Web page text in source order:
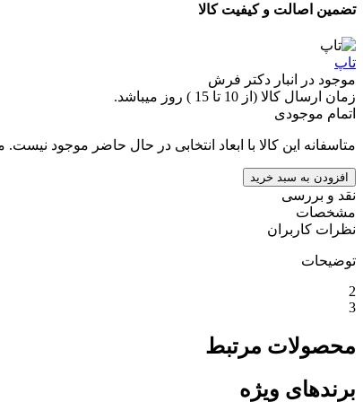
تضمین اصالت و کیفیت کالا
تاپ
موجود در انبار دکتر فرش
زمان ارسال کالا (از 10 تا 15 ) روز میباشد.
اتمام موجودی
متاسفانه این کالا با ابعاد انتخابی در حال حاضر موجود نیست.
افزودن به سبد خرید
نقد و بررسی
مشخصات
نظرات کاربران
توضیحات
2
3
محصولات مرتبط
برندهای ویژه